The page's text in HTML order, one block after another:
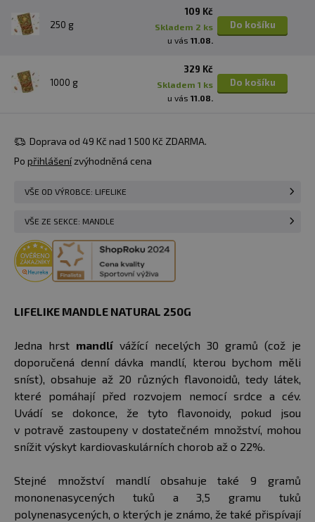
250 g
109 Kč
skladem 2 ks
u vás 11.08.
Do košíku
1000 g
329 Kč
skladem 1 ks
u vás 11.08.
Do košíku
Doprava od 49 Kč nad 1 500 Kč ZDARMA.
Po přihlášenízvýhodněná cena
VŠE OD VÝROBCE: LIFELIKE
VŠE ZE SEKCE: MANDLE
LIFELIKE MANDLE NATURAL 250G
Jedna hrst mandlí vážící necelých 30 gramů (což je
doporučená denní dávka mandlí, kterou bychom měli
sníst), obsahuje až 20 různých flavonoidů, tedy látek,
které pomáhají před rozvojem nemocí srdce a cév.
Uvádí se dokonce, že tyto flavonoidy, pokud jsou
v potravě zastoupeny v dostatečném množství, mohou
snížit výskyt kardiovaskulárních chorob až o 22%.
Stejné množství mandlí obsahuje také 9 gramů
mononenasycených tuků a 3,5 gramu tuků
polynenasycených, o kterých je známo, že také přispívají